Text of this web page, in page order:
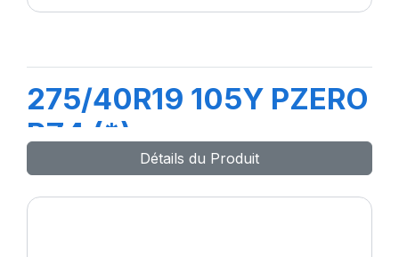
275/40R19 105Y PZERO
PZ4 (*)
Détails du Produit